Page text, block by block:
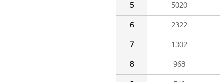
5 5020
6 2322
7 1302
8 968